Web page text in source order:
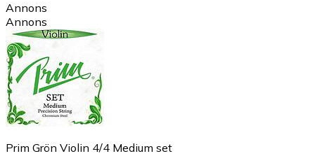
Annons
Annons
Prim Grön Violin 4/4 Medium set